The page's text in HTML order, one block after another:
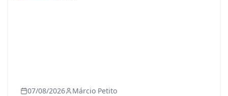
07/08/2026 Márcio Petito